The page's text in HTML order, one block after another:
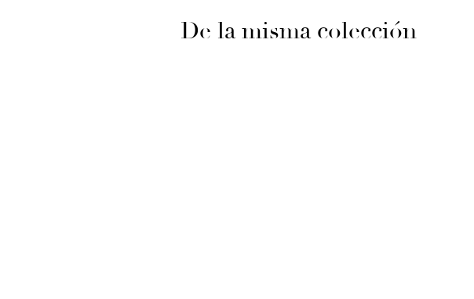
De la misma colección